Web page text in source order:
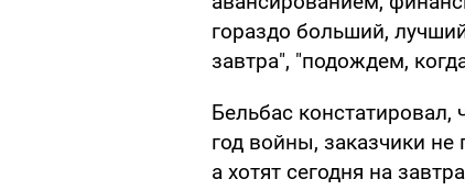
гораздо больший,
завтра", "подождем,
Бельбас
год войны, заказчики не
а хотят сегодня на